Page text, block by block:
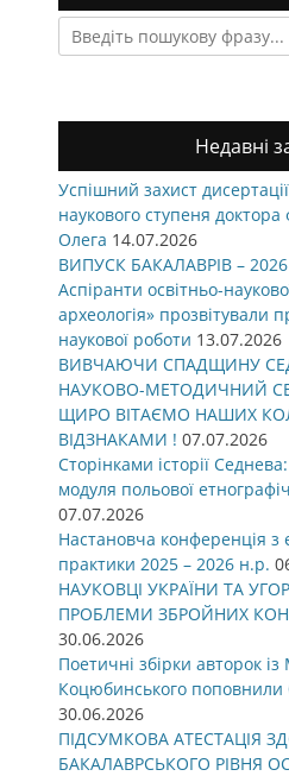
Search
for:
Недавні
Успішний захист
наукового ступеня доктора
Олега 14.07.2026
ВИПУСК БАКАЛАВРІВ – 2026
Аспіранти освітньо-
археологія» прозвітували
наукової роботи 13.07.2026
ВИВЧАЮЧИ СПАДЩИНУ
НАУКОВО-МЕТОДИЧНИЙ
ЩИРО ВІТАЄМО НАШИХ
ВІДЗНАКАМИ ! 07.07.2026
Сторінками історії
модуля польової
07.07.2026
Настановча конференція з
практики 2025 – 2026 н.р.
НАУКОВЦІ УКРАЇНИ ТА
ПРОБЛЕМИ ЗБРОЙНИХ
30.06.2026
Поетичні збірки авторок
Коцюбинського поповнили
30.06.2026
ПІДСУМКОВА АТЕСТАЦІЯ
БАКАЛАВРСЬКОГО РІВНЯ